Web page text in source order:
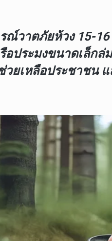
วาตภัยห้วง 15-
อประมงขนาดเล็ก
ยเหลือประชาชน